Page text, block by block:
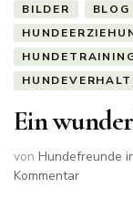
BILDER BLOG
Ein
von Hundefreunde
Kommentarzu